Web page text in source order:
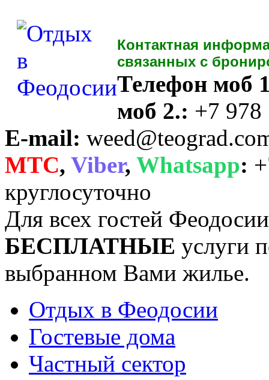
Контактная
связанных с
Телефон моб
моб 2.: +7 978
E-mail:
MTC, Viber, Whatsapp:
круглосуточно
Для всех гостей
БЕСПЛАТНЫЕ услуги
выбранном Вами жилье.
Отдых в Феодосии
Гостевые дома
Частный сектор